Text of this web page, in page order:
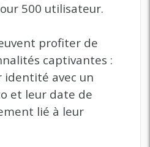
500 utilisateur.
profiter de
captivantes :
identité avec un
et leur date de
lié à leur